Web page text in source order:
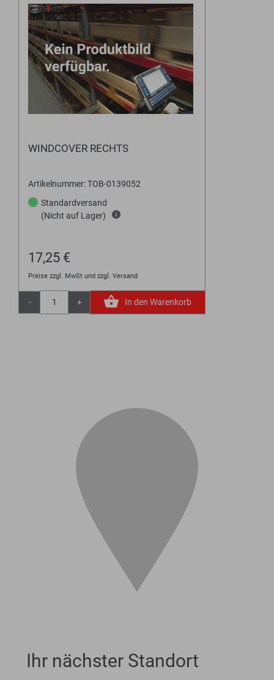
WINDCOVER RECHTS
Artikelnummer: TOB-0139052
Standardversand
(Nicht auf Lager)
17,25 €
Preise zzgl. MwSt und zzgl. Versand
- + In den Warenkorb
Ihr nächster Standort